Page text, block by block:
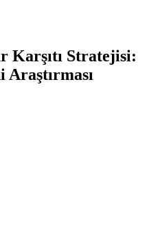
Karşıtı Stratejisi:
Araştırması